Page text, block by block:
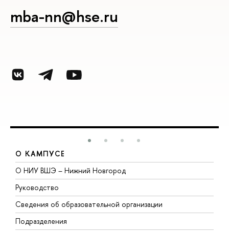
mba-nn@hse.ru
О КАМПУСЕ
О НИУ ВШЭ – Нижний Новгород
Руководство
Сведения об образовательной организации
Подразделения